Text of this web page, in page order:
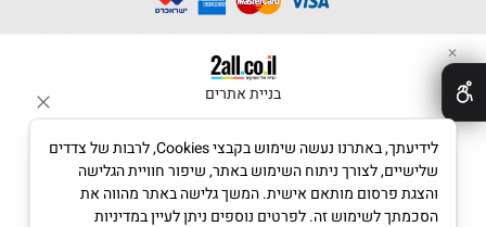
בניית אתרים
✕
לידיעתך, באתרנו נעשה שימוש בקבצי Cookies, לרבות של צדדים
שלישיים, לצורך ניתוח השימוש באתר, שיפור חוויית הגלישה
והצגת פרסום מותאם אישית. המשך גלישה באתר מהווה את
הסכמתך לשימוש זה. לפרטים נוספים ניתן לעיין במדיניות